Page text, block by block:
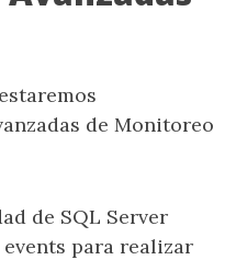
de Monitoreo
de SQL Server
para realizar